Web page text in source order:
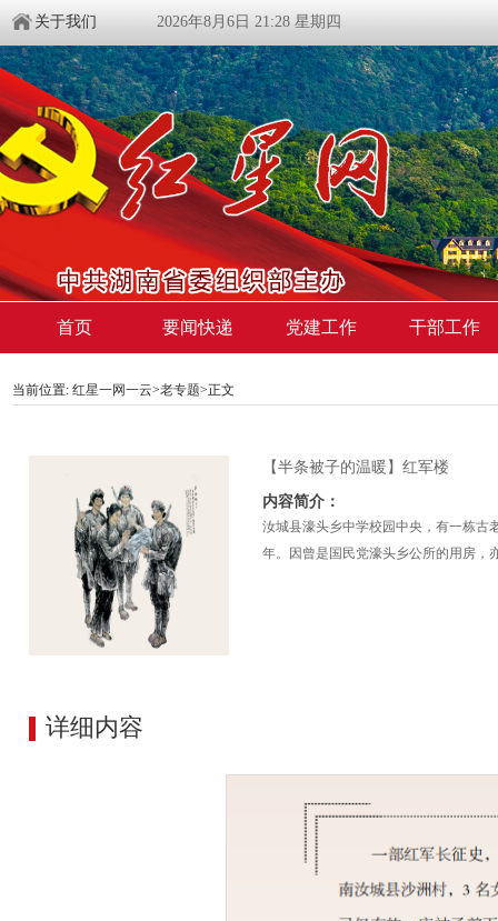
关于我们 2026年8月6日 21:28 星期四
首页 要闻快递 党建工作 干部工作
当前位置: 红星一网一云>老专题>正文
【半条被子的温暖】红军楼
内容简介：
汝城县濠头乡中学校园中央，有一栋
年。因曾是国民党濠头乡公所的用房，
详细内容